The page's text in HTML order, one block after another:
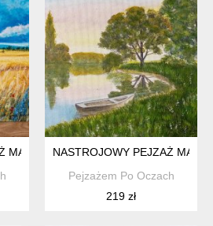
MALOWANY NA PŁÓTNIE - "WAKACJE
NASTROJOWY PEJZAŻ
Pejzażem Po Oczach
219 zł